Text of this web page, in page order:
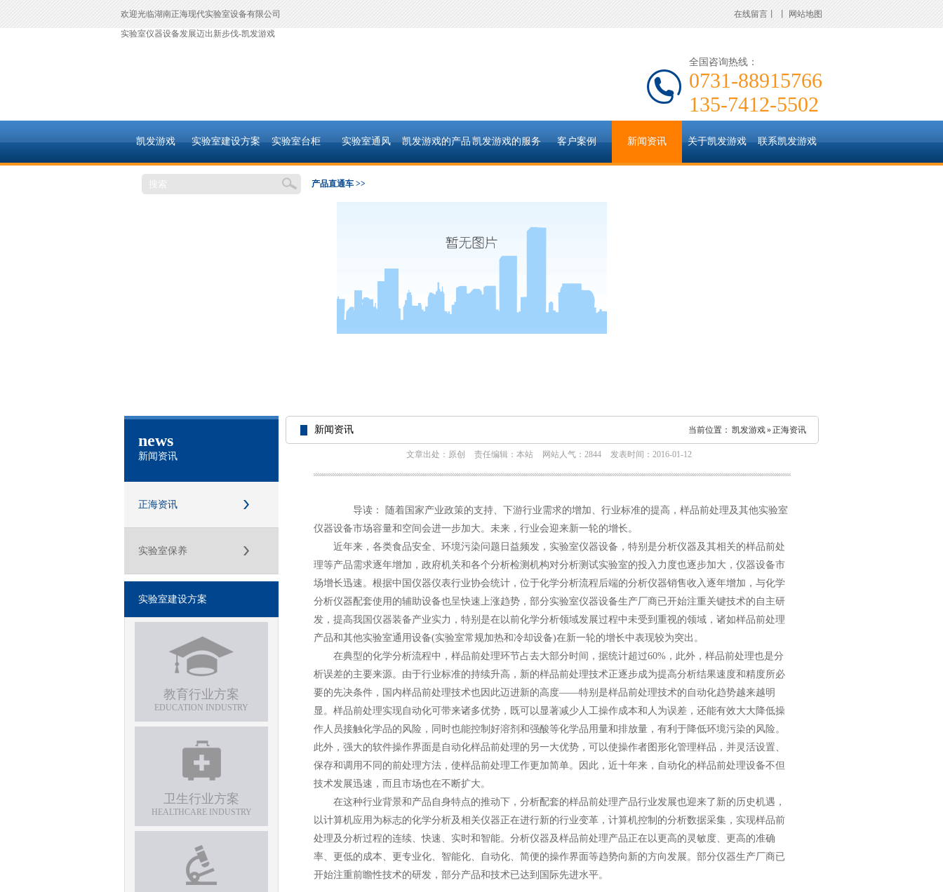
欢迎光临湖南正海现代实验室设备有限公司 在线留言
网站地图
实验室仪器设备发展迈出新步伐-凯发游戏
全国咨询热线：
0731-88915766
135-7412-5502
凯发游戏 实验室建设方案 实验室台柜 实验室通风 凯发游戏的产品凯发游戏的服务 客户案例 新闻资讯 关于凯发游戏 联系凯发游戏
产品直通车 >>
news
新闻资讯
正海资讯
实验室保养
实验室建设方案
教育行业方案
EDUCATION INDUSTRY
卫生行业方案
HEALTHCARE INDUSTRY
新闻资讯 当前位置： 凯发游戏»正海资讯
文章出处：原创 责任编辑：本站 网站人气：2844 发表时间：2016-01-12
导读： 随着国家产业政策的支持、下游行业需求的增加、行业标准的提高，样品前处理及其他实验室
仪器设备市场容量和空间会进一步加大。未来，行业会迎来新一轮的增长。
近年来，各类食品安全、环境污染问题日益频发，实验室仪器设备，特别是分析仪器及其相关的样品前处
理等产品需求逐年增加，政府机关和各个分析检测机构对分析测试实验室的投入力度也逐步加大，仪器设备市
场增长迅速。根据中国仪器仪表行业协会统计，位于化学分析流程后端的分析仪器销售收入逐年增加，与化学
分析仪器配套使用的辅助设备也呈快速上涨趋势，部分实验室仪器设备生产厂商已开始注重关键技术的自主研
发，提高我国仪器装备产业实力，特别是在以前化学分析领域发展过程中未受到重视的领域，诸如样品前处理
产品和其他实验室通用设备(实验室常规加热和冷却设备)在新一轮的增长中表现较为突出。
在典型的化学分析流程中，样品前处理环节占去大部分时间，据统计超过60%，此外，样品前处理也是分
析误差的主要来源。由于行业标准的持续升高，新的样品前处理技术正逐步成为提高分析结果速度和精度所必
要的先决条件，国内样品前处理技术也因此迈进新的高度――特别是样品前处理技术的自动化趋势越来越明
显。样品前处理实现自动化可带来诸多优势，既可以显著减少人工操作成本和人为误差，还能有效大大降低操
作人员接触化学品的风险，同时也能控制好溶剂和强酸等化学品用量和排放量，有利于降低环境污染的风险。
此外，强大的软件操作界面是自动化样品前处理的另一大优势，可以使操作者图形化管理样品，并灵活设置、
保存和调用不同的前处理方法，使样品前处理工作更加简单。因此，近十年来，自动化的样品前处理设备不但
技术发展迅速，而且市场也在不断扩大。
在这种行业背景和产品自身特点的推动下，分析配套的样品前处理产品行业发展也迎来了新的历史机遇，
以计算机应用为标志的化学分析及相关仪器正在进行新的行业变革，计算机控制的分析数据采集，实现样品前
处理及分析过程的连续、快速、实时和智能。分析仪器及样品前处理产品正在以更高的灵敏度、更高的准确
率、更低的成本、更专业化、智能化、自动化、简便的操作界面等趋势向新的方向发展。部分仪器生产厂商已
开始注重前瞻性技术的研发，部分产品和技术已达到国际先进水平。